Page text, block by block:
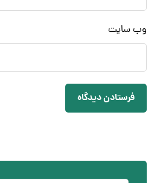
وب‌ سایت
فرستادن دیدگاه